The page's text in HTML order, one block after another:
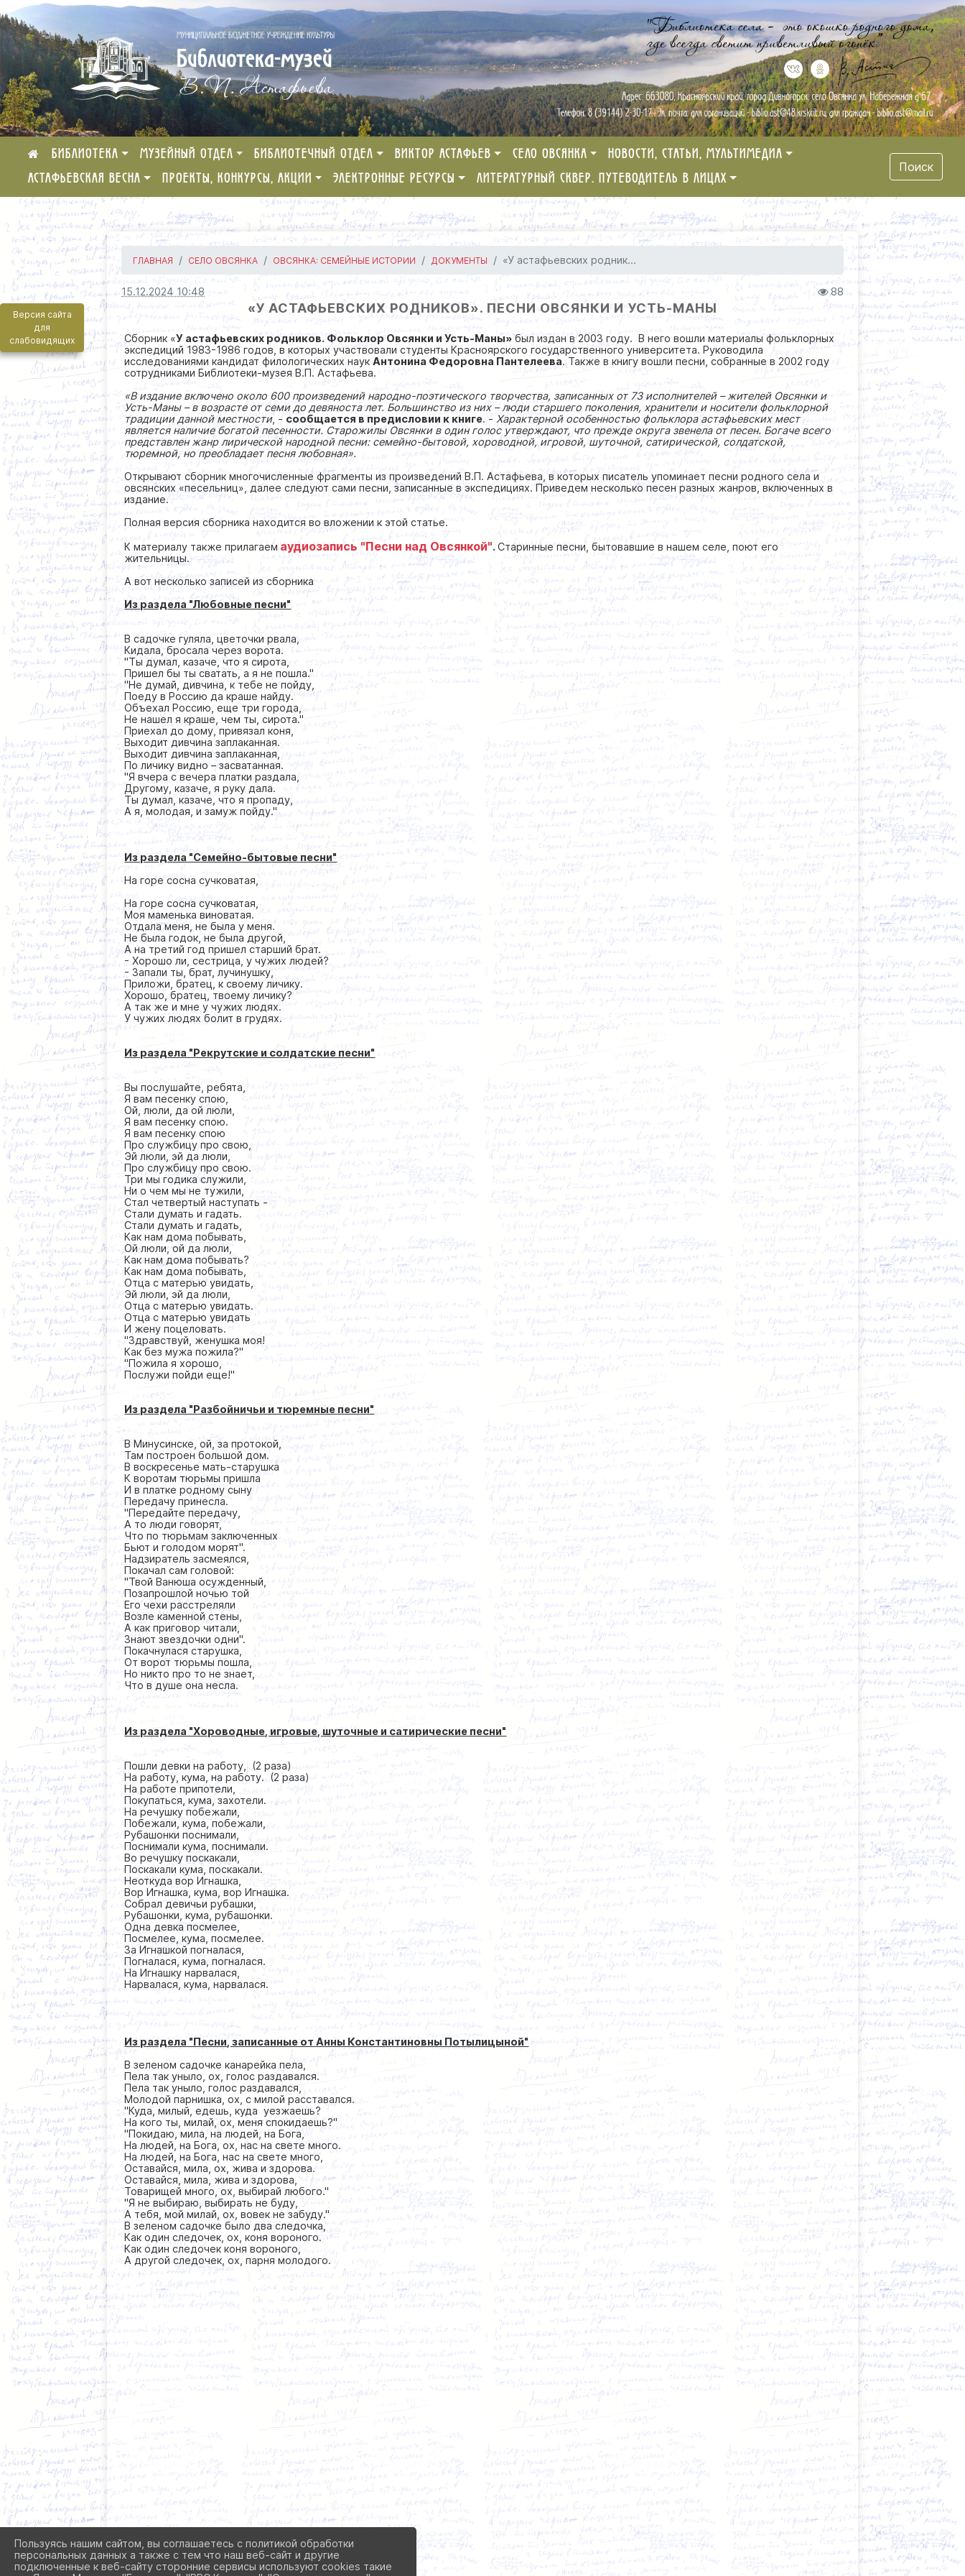
Версия сайта
для
слабовидящих
БИБЛИОТЕКА МУЗЕЙНЫЙ ОТДЕЛ БИБЛИОТЕЧНЫЙ ОТДЕЛ ВИКТОР АСТАФЬЕВ СЕЛО ОВСЯНКА НОВОСТИ, СТАТЬИ, МУЛЬТИМЕДИА
АСТАФЬЕВСКАЯ ВЕСНА ПРОЕКТЫ, КОНКУРСЫ, АКЦИИ ЭЛЕКТРОННЫЕ РЕСУРСЫ ЛИТЕРАТУРНЫЙ СКВЕР. ПУТЕВОДИТЕЛЬ В ЛИЦАХ
Поиск
ГЛАВНАЯ СЕЛО ОВСЯНКА ОВСЯНКА: СЕМЕЙНЫЕ ИСТОРИИ ДОКУМЕНТЫ «У астафьевских родник...
15.12.2024 10:48 88
«У АСТАФЬЕВСКИХ РОДНИКОВ». ПЕСНИ ОВСЯНКИ И УСТЬ-МАНЫ
Сборник «У астафьевских родников. Фольклор Овсянки и Усть-Маны»был издан в 2003 году. В него вошли материалы фольклорных
экспедиций 1983-1986 годов, в которых участвовали студенты Красноярского государственного университета. Руководила
исследованиями кандидат филологических наукАнтонина Федоровна Пантелеева. Также в книгу вошли песни, собранные в 2002 году
сотрудниками Библиотеки-музея В.П. Астафьева.
«В издание включено около 600 произведений народно-поэтического творчества, записанных от 73 исполнителей – жителей Овсянки и
Усть-Маны – в возрасте от семи до девяноста лет. Большинство из них – люди старшего поколения, хранители и носители фольклорной
традиции данной местности, - сообщается в предисловии к книге. - Характерной особенностью фольклора астафьевских мест
является наличие богатой песенности. Старожилы Овсянки в один голос утверждают, что прежде округа звенела от песен. Богаче всего
представлен жанр лирической народной песни: семейно-бытовой, хороводной, игровой, шуточной, сатирической, солдатской,
тюремной, но преобладает песня любовная».
Открывают сборник многочисленные фрагменты из произведений В.П. Астафьева, в которых писатель упоминает песни родного села и
овсянских «песельниц», далее следуют сами песни, записанные в экспедициях. Приведем несколько песен разных жанров, включенных в
издание.
Полная версия сборника находится во вложении к этой статье.
К материалу также прилагаем аудиозапись "Песни над Овсянкой".Старинные песни, бытовавшие в нашем селе, поют его
жительницы.
А вот несколько записей из сборника
Из раздела "Любовные песни"
В садочке гуляла, цветочки рвала,
Кидала, бросала через ворота.
"Ты думал, казаче, что я сирота,
Пришел бы ты сватать, а я не пошла."
"Не думай, дивчина, к тебе не пойду,
Поеду в Россию да краше найду.
Объехал Россию, еще три города,
Не нашел я краше, чем ты, сирота."
Приехал до дому, привязал коня,
Выходит дивчина заплаканная.
Выходит дивчина заплаканная,
По личику видно – засватанная.
"Я вчера с вечера платки раздала,
Другому, казаче, я руку дала.
Ты думал, казаче, что я пропаду,
А я, молодая, и замуж пойду."
Из раздела "Семейно-бытовые песни"
На горе сосна сучковатая,
На горе сосна сучковатая,
Моя маменька виноватая.
Отдала меня, не была у меня.
Не была годок, не была другой,
А на третий год пришел старший брат.
- Хорошо ли, сестрица, у чужих людей?
- Запали ты, брат, лучинушку,
Приложи, братец, к своему личику.
Хорошо, братец, твоему личику?
А так же и мне у чужих людях.
У чужих людях болит в грудях.
Из раздела "Рекрутские и солдатские песни"
Вы послушайте, ребята,
Я вам песенку спою,
Ой, люли, да ой люли,
Я вам песенку спою.
Я вам песенку спою
Про службицу про свою,
Эй люли, эй да люли,
Про службицу про свою.
Три мы годика служили,
Ни о чем мы не тужили,
Стал четвертый наступать -
Стали думать и гадать.
Стали думать и гадать,
Как нам дома побывать,
Ой люли, ой да люли,
Как нам дома побывать?
Как нам дома побывать,
Отца с матерью увидать,
Эй люли, эй да люли,
Отца с матерью увидать.
Отца с матерью увидать
И жену поцеловать.
"Здравствуй, женушка моя!
Как без мужа пожила?"
"Пожила я хорошо,
Послужи пойди еще!"
Из раздела "Разбойничьи и тюремные песни"
В Минусинске, ой, за протокой,
Там построен большой дом.
В воскресенье мать-старушка
К воротам тюрьмы пришла
И в платке родному сыну
Передачу принесла.
''Передайте передачу,
А то люди говорят,
Что по тюрьмам заключенных
Бьют и голодом морят''.
Надзиратель засмеялся,
Покачал сам головой:
''Твой Ванюша осужденный,
Позапрошлой ночью той
Его чехи расстреляли
Возле каменной стены,
А как приговор читали,
Знают звездочки одни''.
Покачнулася старушка,
От ворот тюрьмы пошла,
Но никто про то не знает,
Что в душе она несла.
Из раздела "Хороводные, игровые, шуточные и сатирические песни"
Пошли девки на работу, (2 раза)
На работу, кума, на работу. (2 раза)
На работе припотели,
Покупаться, кума, захотели.
На речушку побежали,
Побежали, кума, побежали,
Рубашонки поснимали,
Поснимали кума, поснимали.
Во речушку поскакали,
Поскакали кума, поскакали.
Неоткуда вор Игнашка,
Вор Игнашка, кума, вор Игнашка.
Собрал девичьи рубашки,
Рубашонки, кума, рубашонки.
Одна девка посмелее,
Посмелее, кума, посмелее.
За Игнашкой погналася,
Погналася, кума, погналася.
На Игнашку нарвалася,
Нарвалася, кума, нарвалася.
Из раздела "Песни, записанные от Анны Константиновны Потылицыной"
В зеленом садочке канарейка пела,
Пела так уныло, ох, голос раздавался.
Пела так уныло, голос раздавался,
Молодой парнишка, ох, с милой расставался.
''Куда, милый, едешь, куда уезжаешь?
На кого ты, милай, ох, меня спокидаешь?''
''Покидаю, мила, на людей, на Бога,
На людей, на Бога, ох, нас на свете много.
На людей, на Бога, нас на свете много,
Оставайся, мила, ох, жива и здорова.
Оставайся, мила, жива и здорова,
Товарищей много, ох, выбирай любого.''
''Я не выбираю, выбирать не буду,
А тебя, мой милай, ох, вовек не забуду.''
В зеленом садочке было два следочка,
Как один следочек, ох, коня вороного.
Как один следочек коня вороного,
А другой следочек, ох, парня молодого.
Пользуясь нашим сайтом, вы соглашаетесь с политикой обработки
персональных данных а также с тем что наш веб-сайт и другие
подключенные к веб-сайту сторонние сервисы используют cookies такие